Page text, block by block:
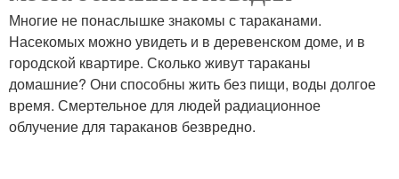
Многие не понаслышке знакомы с тараканами.
Насекомых можно увидеть и в деревенском доме, и в
городской квартире. Сколько живут тараканы
домашние? Они способны жить без пищи, воды долгое
время. Смертельное для людей радиационное
облучение для тараканов безвредно.